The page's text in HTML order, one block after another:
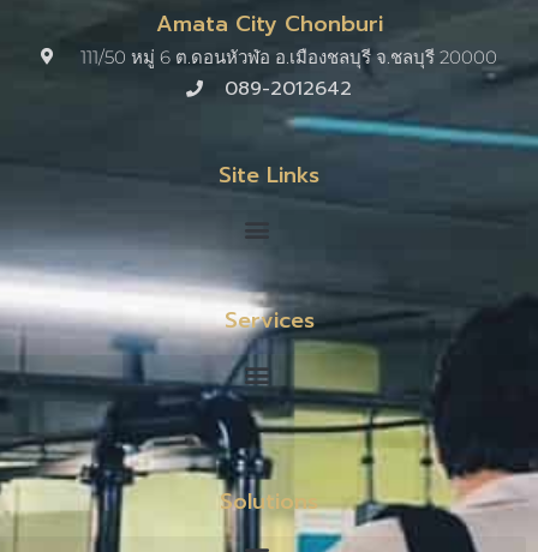
Amata City Chonburi
111/50 หมู่ 6 ต.ดอนหัวฬ่อ อ.เมืองชลบุรี จ.ชลบุรี 20000​
089-2012642
Site Links
Services
Solutions